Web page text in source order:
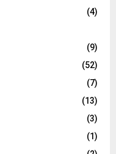
(4)
(9)
(52)
(7)
(13)
(3)
(1)